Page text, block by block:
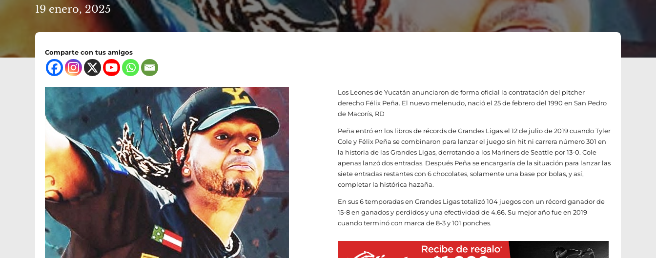
19 enero, 2025
Comparte con tus amigos
Los Leones de Yucatán anunciaron de forma oficial la contratación del pitcher
derecho Félix Peña. El nuevo melenudo, nació el 25 de febrero del 1990 en San Pedro
de Macorís, RD
Peña entró en los libros de récords de Grandes Ligas el 12 de julio de 2019 cuando Tyler
Cole y Félix Peña se combinaron para lanzar el juego sin hit ni carrera número 301 en
la historia de las Grandes Ligas, derrotando a los Mariners de Seattle por 13-0. Cole
apenas lanzó dos entradas. Después Peña se encargaría de la situación para lanzar las
siete entradas restantes con 6 chocolates, solamente una base por bolas, y así,
completar la histórica hazaña.
En sus 6 temporadas en Grandes Ligas totalizó 104 juegos con un récord ganador de
15-8 en ganados y perdidos y una efectividad de 4.66. Su mejor año fue en 2019
cuando terminó con marca de 8-3 y 101 ponches.